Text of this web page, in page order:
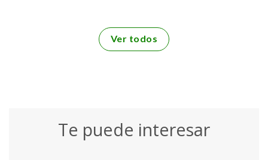
Ver todos
Te puede interesar